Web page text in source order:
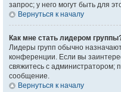
запрос; у него могут быть для
Вернуться к началу
Как мне стать лидером
Лидеры групп обычно
конференции. Если вы
свяжитесь с администратором;
сообщение.
Вернуться к началу